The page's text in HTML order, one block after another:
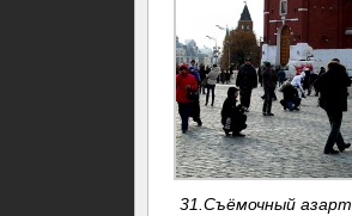
31.Съёмочный азарт